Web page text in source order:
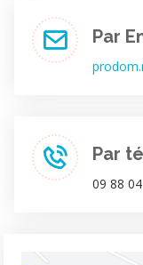
Par
Par
09 88